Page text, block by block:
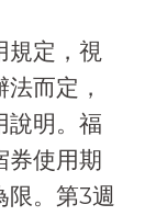
規定，視
而定，
說明。福
券使用期
限。第3週